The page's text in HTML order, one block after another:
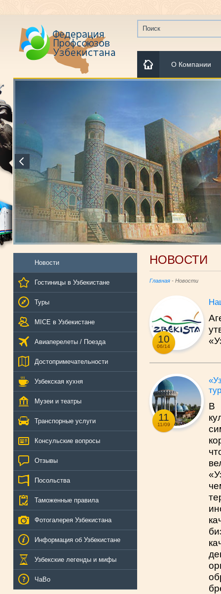
О Компании
Новости
Гостиницы в Узбекистане
Туры
MICE в Узбекистане
Авиаперелеты / Поезда
Достопримечательности
Узбекская кухня
Музеи и театры
Транспорные услуги
Консульские вопросы
Отзывы
Посольства
Таможенные правила
Фотогалерея Узбекистана
Информация об Узбекистане
Узбекские легенды и мифы
ЧаВо
НОВОСТИ
Главная - Новости
10
06/14
11
11/09
В